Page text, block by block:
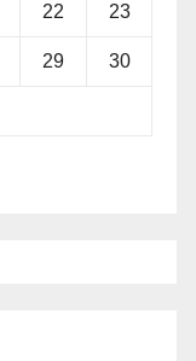
22 23
29 30